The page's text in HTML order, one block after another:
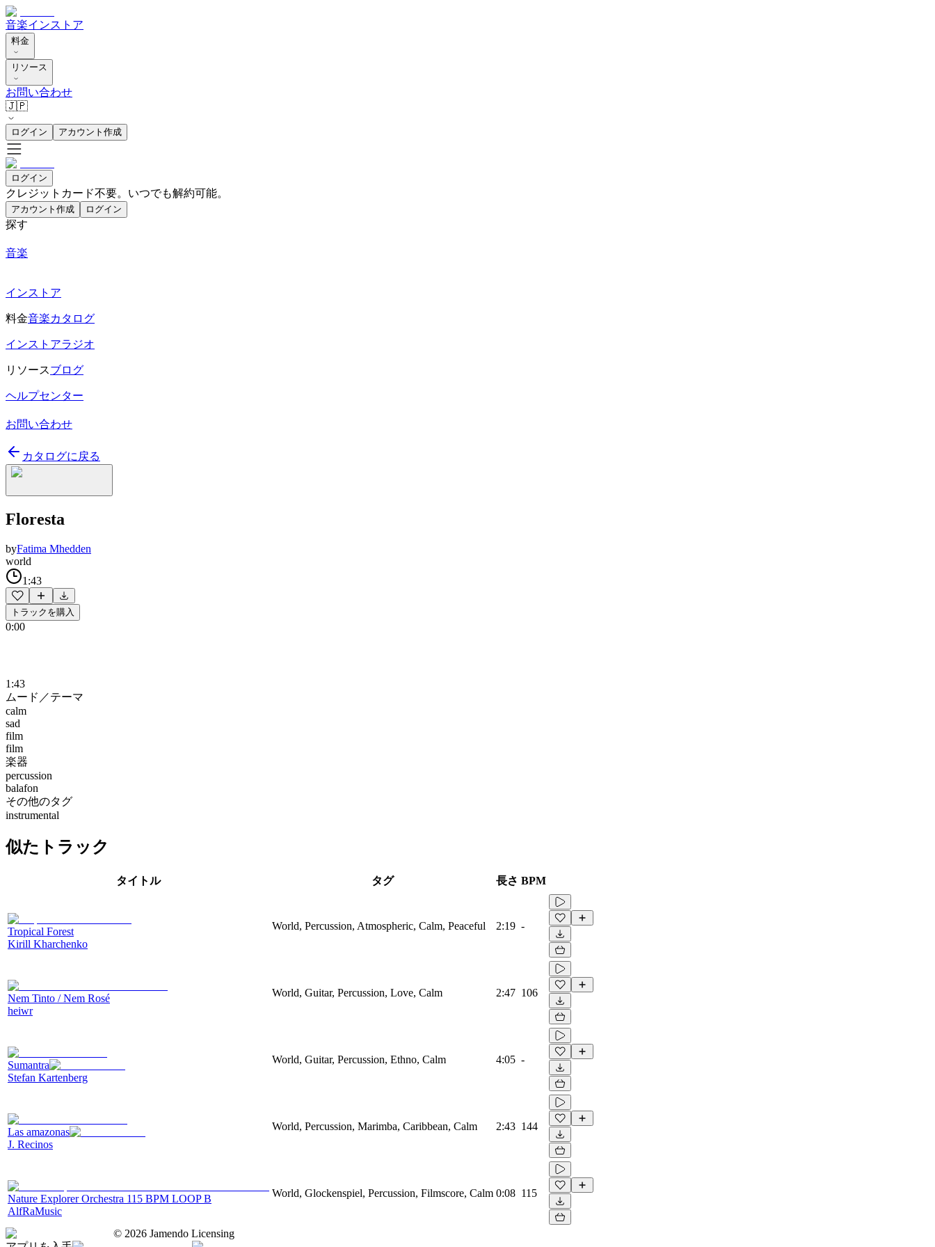
音楽インストア
料金
リソース
お問い合わせ
🇯🇵
ログイン アカウント作成
ログイン
クレジットカード不要。いつでも解約可能。
アカウント作成 ログイン
探す
音楽
インストア
料金音楽カタログ
インストアラジオ
リソースブログ
ヘルプセンター
お問い合わせ
カタログに戻る
Floresta
byFatima Mhedden
world
1:43
トラックを購入
0:00
1:43
ムード／テーマ
calm
sad
film
film
楽器
percussion
balafon
その他のタグ
instrumental
似たトラック
タイトル タグ 長さ BPM
Tropical Forest
Kirill Kharchenko
World, Percussion, Atmospheric, Calm, Peaceful 2:19 -
Nem Tinto / Nem Rosé
heiwr
World, Guitar, Percussion, Love, Calm 2:47 106
Sumantra
Stefan Kartenberg
World, Guitar, Percussion, Ethno, Calm 4:05 -
Las amazonas
J. Recinos
World, Percussion, Marimba, Caribbean, Calm 2:43 144
Nature Explorer Orchestra 115 BPM LOOP B
AlfRaMusic
World, Glockenspiel, Percussion, Filmscore, Calm 0:08 115
© 2026 Jamendo Licensing